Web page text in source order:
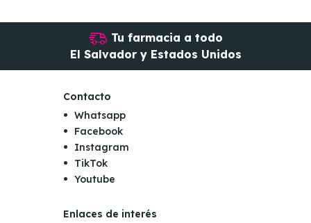
Tu farmacia a todo
El Salvador y Estados Unidos
Contacto
Whatsapp
Facebook
Instagram
TikTok
Youtube
Enlaces de interés